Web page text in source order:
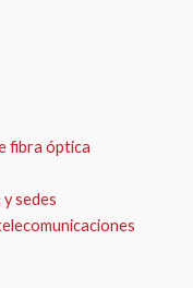
fibra óptica
sedes